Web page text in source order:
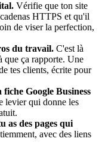
Vérifie que ton site
HTTPS et qu'il
de viser la perfection,
du travail. C'est là
que ça rapporte. Une
tes clients, écrite pour
Google Business
levier qui donne les
as des pages qui
avec des liens